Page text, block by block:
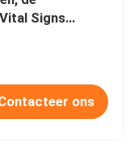
Signs
SPO2 NIBP
ons